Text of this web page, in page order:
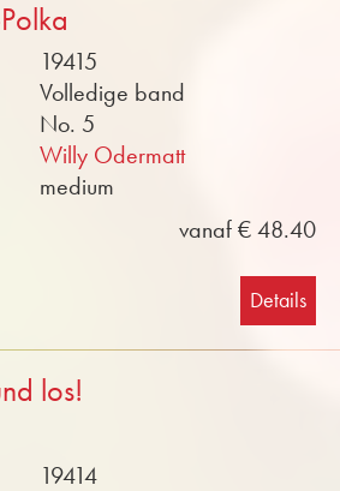
19415
Volledige band
No. 5
Willy Odermatt
medium
vanaf € 48.40
Details
los!
19414